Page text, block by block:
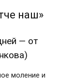
наш»
— от
моление и